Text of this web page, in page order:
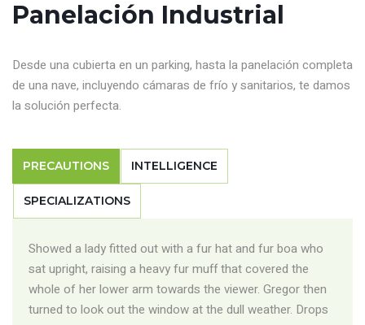
Panelación Industrial
Desde una cubierta en un parking, hasta la panelación completa
de una nave, incluyendo cámaras de frío y sanitarios, te damos
la solución perfecta.
PRECAUTIONS INTELLIGENCE
SPECIALIZATIONS
Showed a lady fitted out with a fur hat and fur boa who
sat upright, raising a heavy fur muff that covered the
whole of her lower arm towards the viewer. Gregor then
turned to look out the window at the dull weather. Drops